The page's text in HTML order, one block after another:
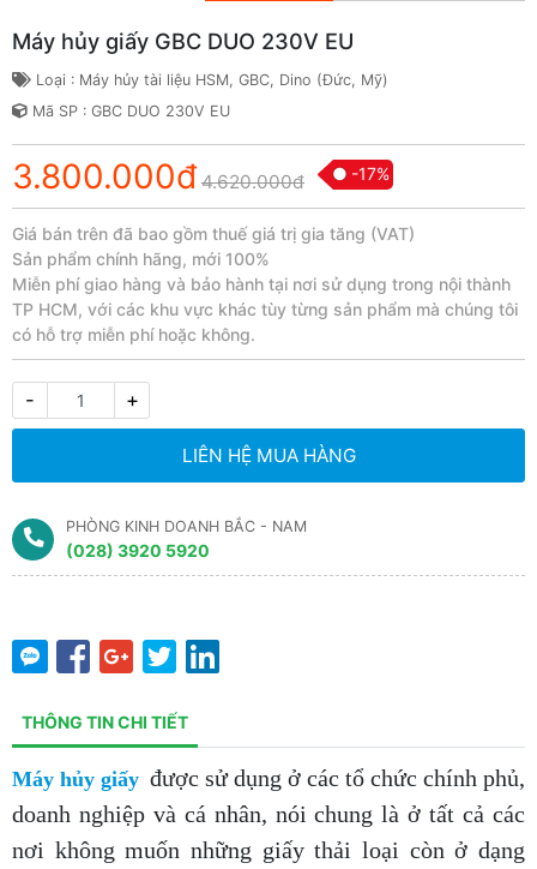
Máy hủy giấy GBC DUO 230V EU
Loại : Máy hủy tài liệu HSM, GBC, Dino (Đức, Mỹ)
Mã SP : GBC DUO 230V EU
3.800.000đ 4.620.000đ -17%
Giá bán trên đã bao gồm thuế giá trị gia tăng (VAT)
Sản phẩm chính hãng, mới 100%
Miễn phí giao hàng và bảo hành tại nơi sử dụng trong nội thành
TP HCM, với các khu vực khác tùy từng sản phẩm mà chúng tôi
có hỗ trợ miễn phí hoặc không.
- +
LIÊN HỆ MUA HÀNG
PHÒNG KINH DOANH BẮC - NAM
(028) 3920 5920
THÔNG TIN CHI TIẾT
Máy hủy giấy được sử dụng ở các tổ chức chính phủ,
doanh nghiệp và cá nhân, nói chung là ở tất cả các
nơi không muốn những giấy thải loại còn ở dạng